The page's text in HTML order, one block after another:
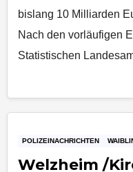
bislang 10 Milliarden
Nach den vorläufigen
Statistischen
POLIZEINACHRICHTEN
Welzheim /